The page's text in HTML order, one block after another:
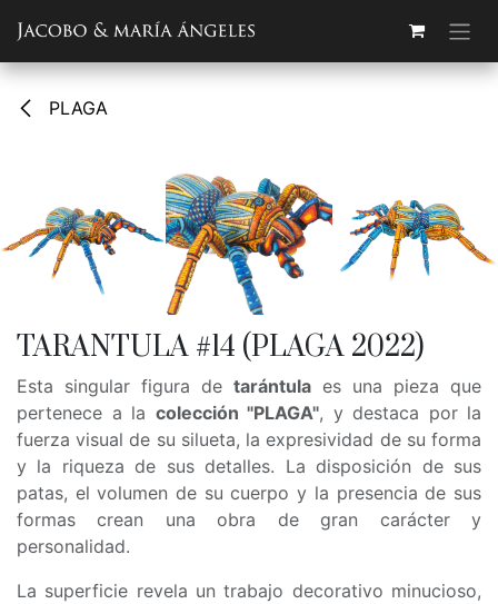
PLAGA
TARANTULA #14 (PLAGA 2022)
Esta singular figura de tarántula es una pieza que
pertenece a la colección "PLAGA", y destaca por la
fuerza visual de su silueta, la expresividad de su forma
y la riqueza de sus detalles. La disposición de sus
patas, el volumen de su cuerpo y la presencia de sus
formas crean una obra de gran carácter y
personalidad.
La superficie revela un trabajo decorativo minucioso,